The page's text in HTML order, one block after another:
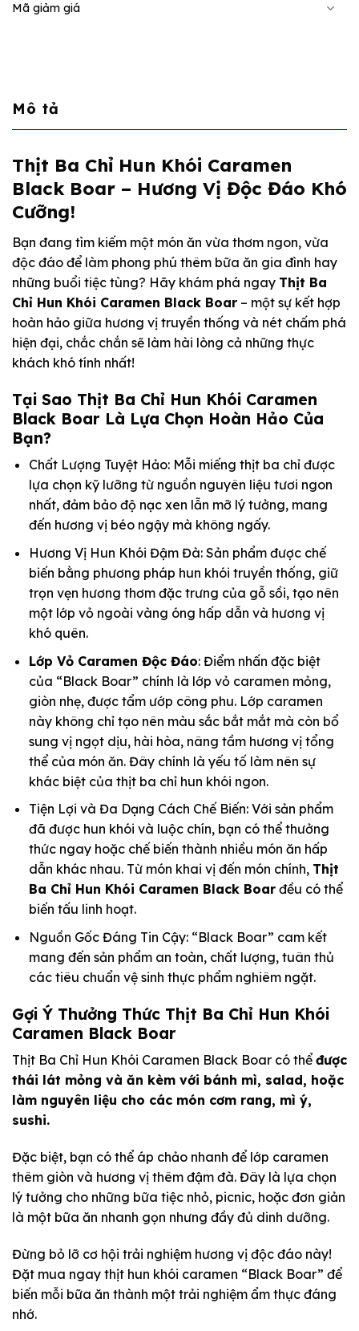
Mã giảm giá
Mô tả
Thịt Ba Chỉ Hun Khói Caramen
Black Boar – Hương Vị Độc Đáo Khó
Cưỡng!
Bạn đang tìm kiếm một món ăn vừa thơm ngon, vừa
độc đáo để làm phong phú thêm bữa ăn gia đình hay
những buổi tiệc tùng? Hãy khám phá ngay Thịt Ba
Chỉ Hun Khói Caramen Black Boar – một sự kết hợp
hoàn hảo giữa hương vị truyền thống và nét chấm phá
hiện đại, chắc chắn sẽ làm hài lòng cả những thực
khách khó tính nhất!
Tại Sao Thịt Ba Chỉ Hun Khói Caramen
Black Boar Là Lựa Chọn Hoàn Hảo Của
Bạn?
Chất Lượng Tuyệt Hảo: Mỗi miếng thịt ba chỉ được
lựa chọn kỹ lưỡng từ nguồn nguyên liệu tươi ngon
nhất, đảm bảo độ nạc xen lẫn mỡ lý tưởng, mang
đến hương vị béo ngậy mà không ngấy.
Hương Vị Hun Khói Đậm Đà: Sản phẩm được chế
biến bằng phương pháp hun khói truyền thống, giữ
trọn vẹn hương thơm đặc trưng của gỗ sồi, tạo nên
một lớp vỏ ngoài vàng óng hấp dẫn và hương vị
khó quên.
Lớp Vỏ Caramen Độc Đáo: Điểm nhấn đặc biệt
của “Black Boar” chính là lớp vỏ caramen mỏng,
giòn nhẹ, được tẩm ướp công phu. Lớp caramen
này không chỉ tạo nên màu sắc bắt mắt mà còn bổ
sung vị ngọt dịu, hài hòa, nâng tầm hương vị tổng
thể của món ăn. Đây chính là yếu tố làm nên sự
khác biệt của thịt ba chỉ hun khói ngon.
Tiện Lợi và Đa Dạng Cách Chế Biến: Với sản phẩm
đã được hun khói và luộc chín, bạn có thể thưởng
thức ngay hoặc chế biến thành nhiều món ăn hấp
dẫn khác nhau. Từ món khai vị đến món chính, Thịt
Ba Chỉ Hun Khói Caramen Black Boarđều có thể
biến tấu linh hoạt.
Nguồn Gốc Đáng Tin Cậy: “Black Boar” cam kết
mang đến sản phẩm an toàn, chất lượng, tuân thủ
các tiêu chuẩn vệ sinh thực phẩm nghiêm ngặt.
Gợi Ý Thưởng Thức Thịt Ba Chỉ Hun Khói
Caramen Black Boar
Thịt Ba Chỉ Hun Khói Caramen Black Boar có thể được
thái lát mỏng và ăn kèm với bánh mì, salad, hoặc
làm nguyên liệu cho các món cơm rang, mì ý,
sushi.
Đặc biệt, bạn có thể áp chảo nhanh để lớp caramen
thêm giòn và hương vị thêm đậm đà. Đây là lựa chọn
lý tưởng cho những bữa tiệc nhỏ, picnic, hoặc đơn giản
là một bữa ăn nhanh gọn nhưng đầy đủ dinh dưỡng.
Đừng bỏ lỡ cơ hội trải nghiệm hương vị độc đáo này!
Đặt mua ngay thịt hun khói caramen “Black Boar” để
biến mỗi bữa ăn thành một trải nghiệm ẩm thực đáng
nhớ.